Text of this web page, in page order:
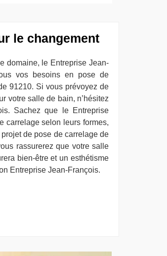
le changement
domaine, le Entreprise Jean-
vos besoins en pose de
91210. Si vous prévoyez de
votre salle de bain, n’hésitez
Sachez que le Entreprise
carrelage selon leurs formes,
de pose de carrelage de
rassurerez que votre salle
bien-être et un esthétisme
Entreprise Jean-François.